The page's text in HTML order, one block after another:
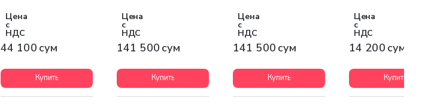
Цена
с
НДС
44 100 сум
Купить
Цена
с
НДС
141 500 сум
Купить
Цена
с
НДС
141 500 сум
Купить
Цена
с
НДС
14 200 сум
Купить